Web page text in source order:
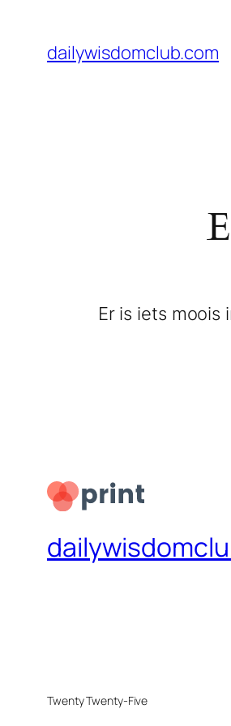
dailywisdomclub.com
Er is iets
Twenty Twenty-Five